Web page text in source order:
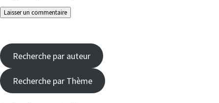
Recherche par auteur
Recherche par Thème